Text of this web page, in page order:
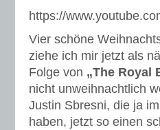
https://
Vier schöne
ziehe ich mir jetzt als
Folge von „The Royal
nicht unweihnachtlich
Justin Sbresni, die ja
haben, jetzt so einen